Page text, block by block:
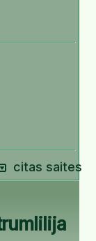
citas saites